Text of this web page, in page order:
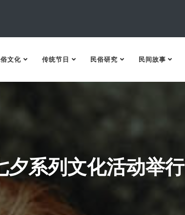
文化 传统节日 民俗研究 民间故事
夕系列文化活动举行